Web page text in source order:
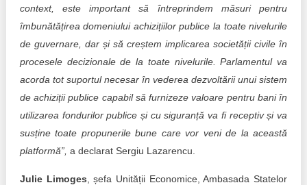
context, este important să întreprindem măsuri pentru
îmbunătățirea domeniului achizițiilor publice la toate nivelurile
de guvernare, dar și să creștem implicarea societății civile în
procesele decizionale de la toate nivelurile. Parlamentul va
acorda tot suportul necesar în vederea dezvoltării unui sistem
de achiziții publice capabil să furnizeze valoare pentru bani în
utilizarea fondurilor publice și cu siguranță va fi receptiv și va
susține toate propunerile bune care vor veni de la această
platformă”, a declarat Sergiu Lazarencu.
Julie Limoges , șefa Unității Economice, Ambasada Statelor